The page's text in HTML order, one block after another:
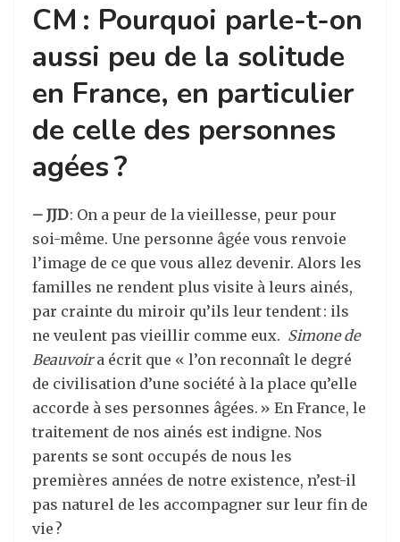
CM : Pourquoi parle-t-on
aussi peu de la solitude
en France, en particulier
de celle des personnes
agées ?
– JJD: On a peur de la vieillesse, peur pour
soi-même. Une personne âgée vous renvoie
l’image de ce que vous allez devenir. Alors les
familles ne rendent plus visite à leurs ainés,
par crainte du miroir qu’ils leur tendent : ils
ne veulent pas vieillir comme eux. Simone de
Beauvoira écrit que « l’on reconnaît le degré
de civilisation d’une société à la place qu’elle
accorde à ses personnes âgées. » En France, le
traitement de nos ainés est indigne. Nos
parents se sont occupés de nous les
premières années de notre existence, n’est-il
pas naturel de les accompagner sur leur fin de
vie ?